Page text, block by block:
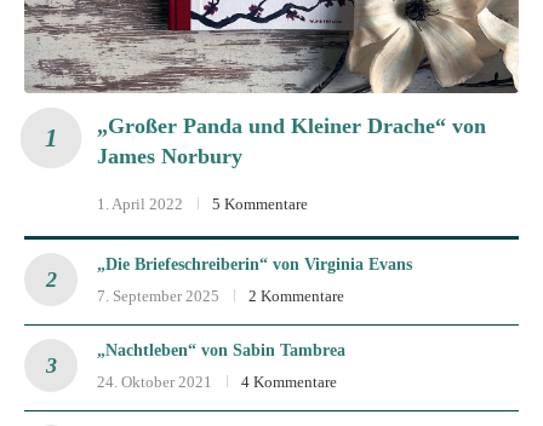
„Großer Panda und Kleiner Drache“ von
James Norbury
1. April 2022 5 Kommentare
„Die Briefeschreiberin“ von Virginia Evans
7. September 2025
2 Kommentare
„Nachtleben“ von Sabin Tambrea
24. Oktober 2021
4 Kommentare